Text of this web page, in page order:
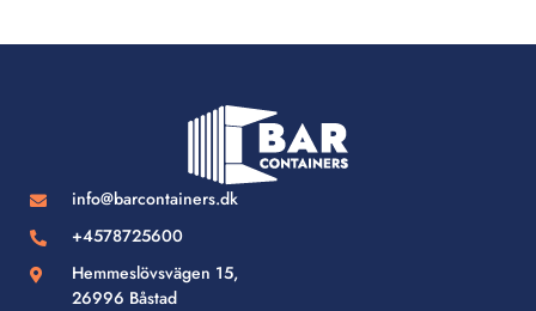
info@barcontainers.dk
+4578725600
Hemmeslövsvägen 15,
26996 Båstad